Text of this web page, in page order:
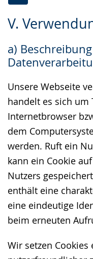
V.
a)
Unsere Webseite
handelt es sich um
Internetbrowser
dem
werden. Ruft ein
kann ein Cookie
Nutzers
enthält eine
eine eindeutige
beim erneuten
Wir setzen
Leichten
wechseln.
Audio-
Video
Deutscher
wird
angezeigt.